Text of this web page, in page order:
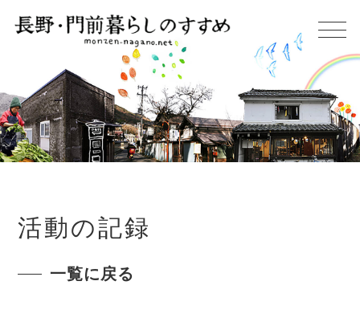
活動の記録
一覧に戻る